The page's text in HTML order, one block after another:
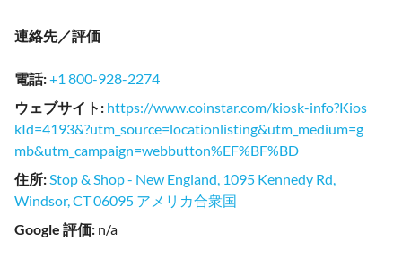
連絡先／評価
電話:+1 800-928-2274
ウェブサイト : https://www.coinstar.com/kiosk-info?Kios
kId=4193&?utm_source=locationlisting&utm_medium=g
mb&utm_campaign=webbutton%EF%BF%BD
住所:Stop & Shop - New England, 1095 Kennedy Rd,
Windsor, CT 06095 アメリカ合衆国
Google 評価: n/a